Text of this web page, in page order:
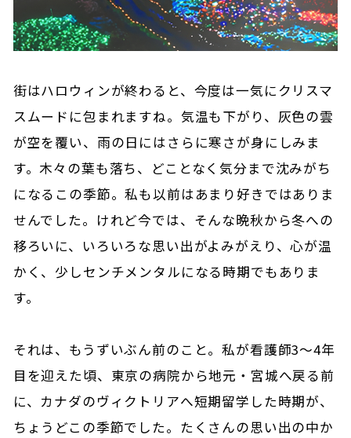
街はハロウィンが終わると、今度は一気にクリスマ
スムードに包まれますね。気温も下がり、灰色の雲
が空を覆い、雨の日にはさらに寒さが身にしみま
す。木々の葉も落ち、どことなく気分まで沈みがち
になるこの季節。私も以前はあまり好きではありま
せんでした。けれど今では、そんな晩秋から冬への
移ろいに、いろいろな思い出がよみがえり、心が温
かく、少しセンチメンタルになる時期でもありま
す。
それは、もうずいぶん前のこと。私が看護師3〜4年
目を迎えた頃、東京の病院から地元・宮城へ戻る前
に、カナダのヴィクトリアへ短期留学した時期が、
ちょうどこの季節でした。たくさんの思い出の中か